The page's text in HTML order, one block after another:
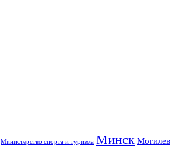
Министерство спорта и туризма Минск Могилев